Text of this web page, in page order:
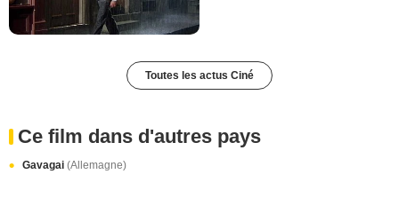
Toutes les actus Ciné
Ce film dans d'autres pays
Gavagai (Allemagne)